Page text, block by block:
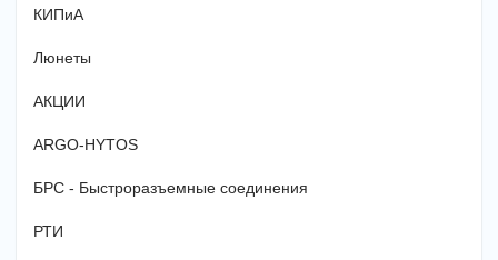
КИПиА
Люнеты
АКЦИИ
ARGO-HYTOS
БРС - Быстроразъемные соединения
РТИ